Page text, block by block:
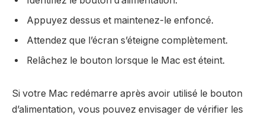
Appuyez dessus et maintenez-le enfoncé.
Attendez que l’écran s’éteigne complètement.
Relâchez le bouton lorsque le Mac est éteint.
Si votre Mac redémarre après avoir utilisé le bouton
d’alimentation, vous pouvez envisager de vérifier les